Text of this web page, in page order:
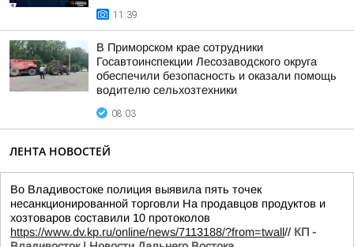
11:39
В Приморском крае сотрудники
Госавтоинспекции Лесозаводского округа
обеспечили безопасность и оказали помощь
водителю сельхозтехники
08:03
ЛЕНТА НОВОСТЕЙ
Во Владивостоке полиция выявила пять точек
несанкционированной торговли На продавцов продуктов и
хозтоваров составили 10 протоколов
https://www.dv.kp.ru/online/news/7113188/?from=twall// КП -